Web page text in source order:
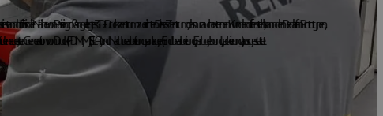
Flins in der Nähe von Paris ein groß angelegtes 3D-Druckzentrum zu errichten. Dieses Zentrum, das nun auch externen Kunden offen steht, kann den Bedarf an Prototypen,
mit der neuesten Generation von Druck- (FDM, MJF, SLA) und Nachbearbeitungsanlagen (Endbearbeitung, Farbgebung, Lackierung) ausgestattet.